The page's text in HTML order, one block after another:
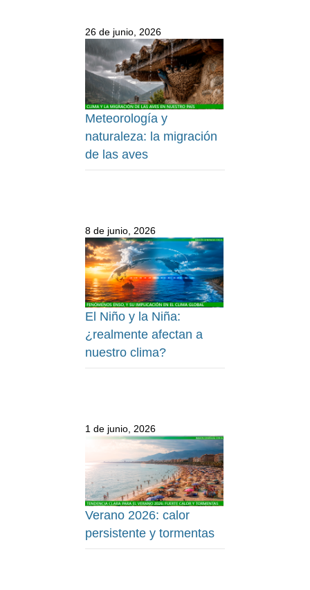
26 de junio, 2026
Meteorología y
naturaleza: la migración
de las aves
8 de junio, 2026
El Niño y la Niña:
¿realmente afectan a
nuestro clima?
1 de junio, 2026
Verano 2026: calor
persistente y tormentas